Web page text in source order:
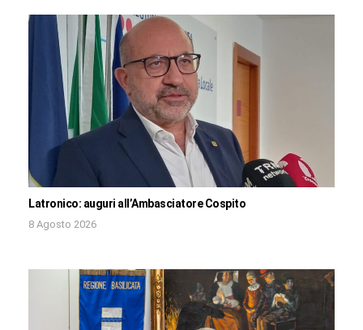
Latronico: auguri all’Ambasciatore Cospito
8 Agosto 2026